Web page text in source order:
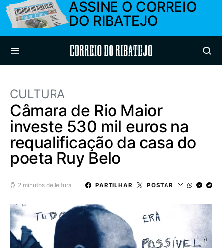
ASSINE O CORREIO
DO RIBATEJO
Correio do Ribatejo
CULTURA
Câmara de Rio Maior
investe 530 mil euros na
requalificação da casa do
poeta Ruy Belo
2 minutos de leitura PARTILHAR POSTAR